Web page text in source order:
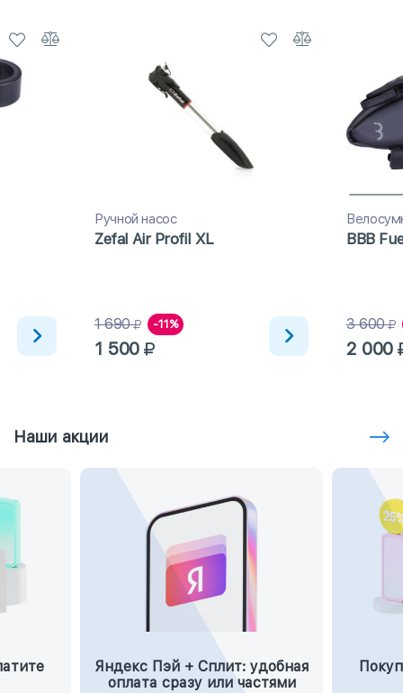
Ручной насос
Zefal Air Profil XL
1 690 -11%
1 500
BBB
3 600
2 000
Наши акции
Яндекс Пэй + Сплит: удобная
оплата сразу или частями